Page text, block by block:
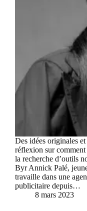
Des idées originales
réflexion sur comment
la recherche d’outils
Byr Annick Palé,
travaille dans une
publicitaire depuis…
8 mars 2023